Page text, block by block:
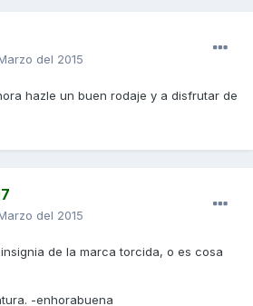
del 2015
hazle un buen rodaje y a disfrutar de
del 2015
de la marca torcida, o es cosa
-enhorabuena